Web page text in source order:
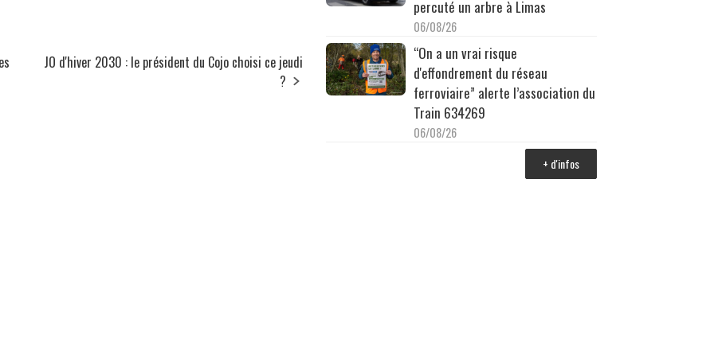
JO d'hiver 2030 : le président du Cojo choisi ce jeudi
?
percuté un arbre à Limas
06/08/26
“On a un vrai risque
d'effondrement du réseau
ferroviaire” alerte l’association du
Train 634269
06/08/26
+ d'infos